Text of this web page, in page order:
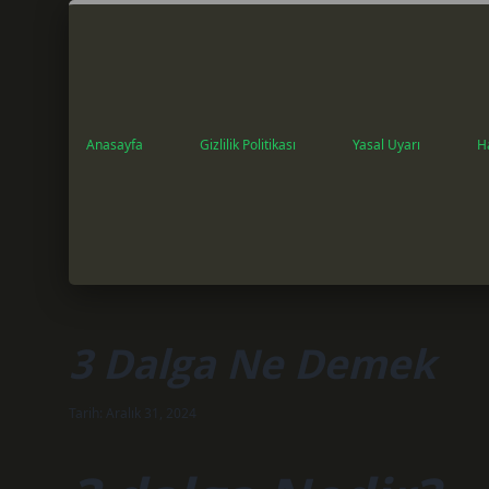
Anasayfa Gizlilik Politikası Yasal Uyarı
3 Dalga Ne Demek
Tarih: Aralık 31, 2024